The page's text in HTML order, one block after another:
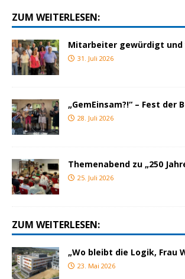
ZUM WEITERLESEN:
Mitarbeiter gewürdigt und
31. Juli 2026
„GemEinsam?!“ – Fest der
28. Juli 2026
Themenabend zu „250
25. Juli 2026
ZUM WEITERLESEN:
„Wo bleibt die Logik, Frau
23. Mai 2026